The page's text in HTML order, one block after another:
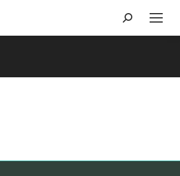
Recherche
: